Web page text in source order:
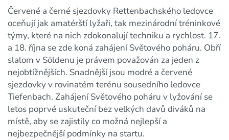
Červené a černé sjezdovky Rettenbachského ledovce
oceňují jak amatérští lyžaři, tak mezinárodní tréninkové
týmy, které na nich zdokonalují techniku a rychlost. 17.
a 18. října se zde koná zahájení Světového poháru. Obří
slalom v Söldenu je právem považován za jeden z
nejobtížnějších. Snadnější jsou modré a červené
sjezdovky v rovinatém terénu sousedního ledovce
Tiefenbach. Zahájení Světového poháru v lyžování se
letos poprvé uskuteční bez velkých davů diváků na
místě, aby se zajistily co možná nejlepší a
nejbezpečnější podmínky na startu.